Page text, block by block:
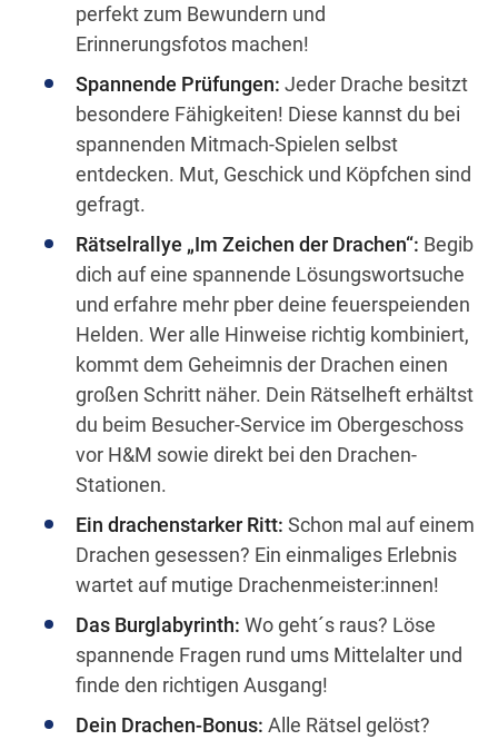
perfekt zum Bewundern und
Erinnerungsfotos machen!
Spannende Prüfungen: Jeder Drache besitzt
besondere Fähigkeiten! Diese kannst du bei
spannenden Mitmach-Spielen selbst
entdecken. Mut, Geschick und Köpfchen sind
gefragt.
Rätselrallye „Im Zeichen der Drachen“: Begib
dich auf eine spannende Lösungswortsuche
und erfahre mehr pber deine feuerspeienden
Helden. Wer alle Hinweise richtig kombiniert,
kommt dem Geheimnis der Drachen einen
großen Schritt näher. Dein Rätselheft erhältst
du beim Besucher-Service im Obergeschoss
vor H&M sowie direkt bei den Drachen-
Stationen.
Ein drachenstarker Ritt: Schon mal auf einem
Drachen gesessen? Ein einmaliges Erlebnis
wartet auf mutige Drachenmeister:innen!
Das Burglabyrinth: Wo geht´s raus? Löse
spannende Fragen rund ums Mittelalter und
finde den richtigen Ausgang!
Dein Drachen-Bonus: Alle Rätsel gelöst?